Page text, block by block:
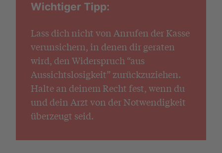
Wichtiger Tipp:
Lass dich nicht von Anrufen der Kasse
verunsichern, in denen dir geraten
wird, den Widerspruch “aus
Aussichtslosigkeit” zurückzuziehen.
Halte an deinem Recht fest, wenn du
und dein Arzt von der Notwendigkeit
überzeugt seid.